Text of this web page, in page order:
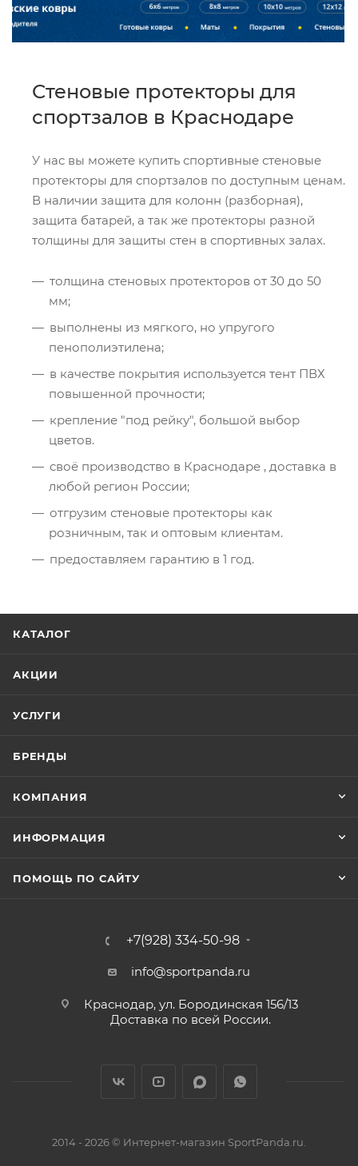
Стеновые протекторы для
спортзалов в Краснодаре
У нас вы можете купить спортивные стеновые
протекторы для спортзалов по доступным ценам.
В наличии защита для колонн (разборная),
защита батарей, а так же протекторы разной
толщины для защиты стен в спортивных залах.
толщина стеновых протекторов от 30 до 50
мм;
выполнены из мягкого, но упругого
пенополиэтилена;
в качестве покрытия используется тент ПВХ
повышенной прочности;
крепление "под рейку", большой выбор
цветов.
своё производство в Краснодаре , доставка в
любой регион России;
отгрузим стеновые протекторы как
розничным, так и оптовым клиентам.
предоставляем гарантию в 1 год.
КАТАЛОГ
АКЦИИ
УСЛУГИ
БРЕНДЫ
КОМПАНИЯ
ИНФОРМАЦИЯ
ПОМОЩЬ ПО САЙТУ
+7(928) 334-50-98
info@sportpanda.ru
Краснодар, ул. Бородинская 156/13
Доставка по всей России.
2014 - 2026 © Интернет-магазин SportPanda.ru.